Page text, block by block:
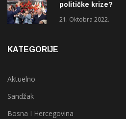
političke krize?
21. Oktobra 2022.
KATEGORIJE
Aktuelno
Sandžak
Bosna I Hercegovina